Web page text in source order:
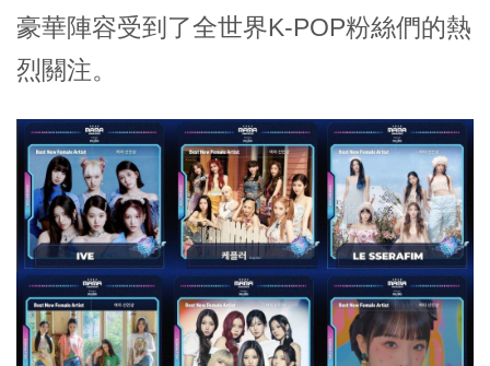
豪華陣容受到了全世界K-POP粉絲們的熱
烈關注。